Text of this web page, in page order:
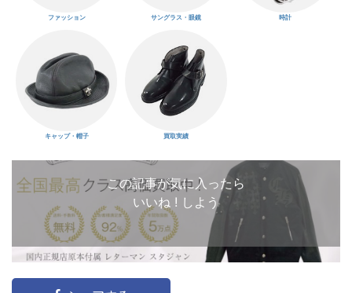
ファッション サングラス・眼鏡 時計
キャップ・帽子 買取実績
この記事が気に入ったら
いいね ! しよう